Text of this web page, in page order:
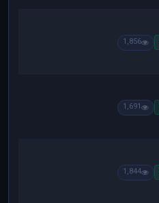
1,856
1,691
1,844